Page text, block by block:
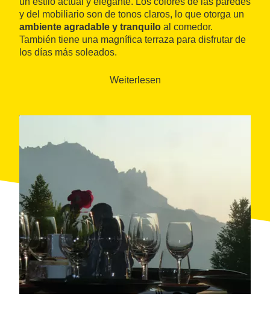
y del mobiliario son de tonos claros, lo que otorga un
ambiente agradable y tranquilo al comedor.
También tiene una magnífica terraza para disfrutar de
los días más soleados.
Weiterlesen